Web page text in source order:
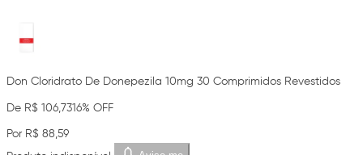
Don Cloridrato De Donepezila 10mg 30 Comprimidos Revestidos
De R$ 106,7316% OFF
Por R$ 88,59